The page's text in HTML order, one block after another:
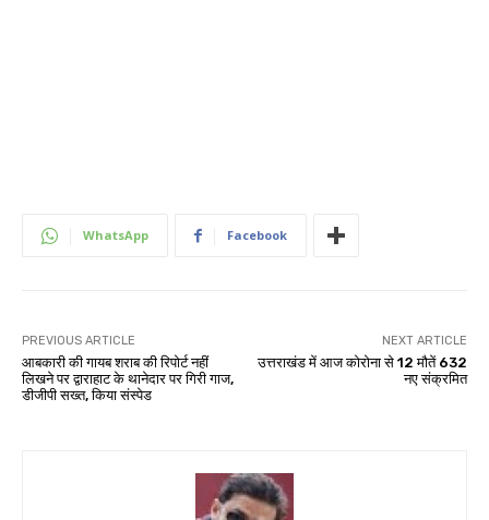
WhatsApp Facebook
PREVIOUS ARTICLE
आबकारी की गायब शराब की रिपोर्ट नहीं
लिखने पर द्वाराहाट के थानेदार पर गिरी गाज,
डीजीपी सख्त, किया संस्पेड
NEXT ARTICLE
उत्तराखंड में आज कोरोना से 12 मौतें 632
नए संक्रमित